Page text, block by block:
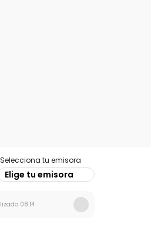
Selecciona tu emisora
Elige tu emisora
08:14